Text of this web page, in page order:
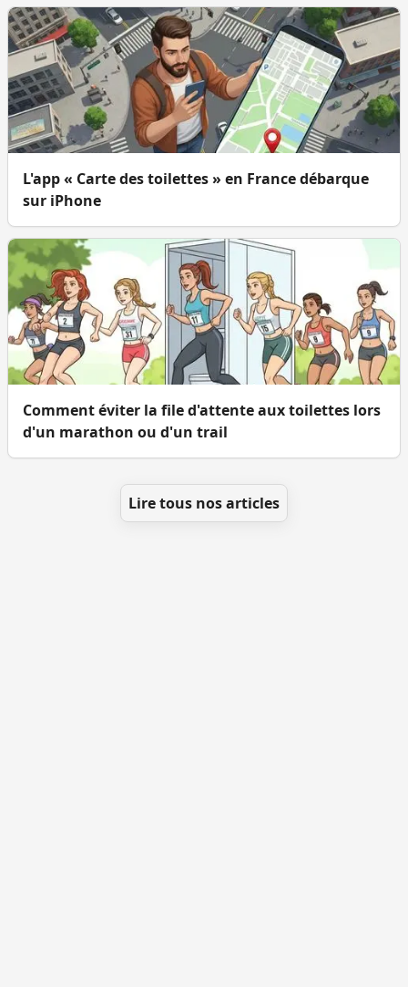
L'app « Carte des toilettes » en France débarque
sur iPhone
Comment éviter la file d'attente aux toilettes lors
d'un marathon ou d'un trail
Lire tous nos articles